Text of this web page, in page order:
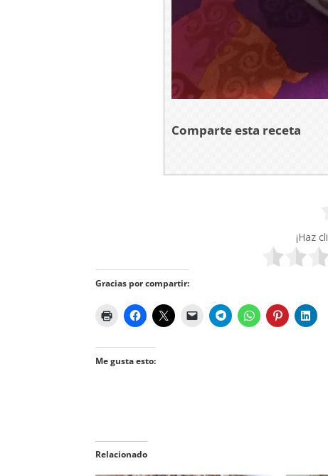
Comparte esta receta
¡Haz
Gracias por compartir:
Me gusta esto:
Relacionado